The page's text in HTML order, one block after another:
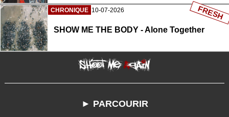
CHRONIQUE 10-07-2026
SHOW ME THE BODY - Alone Together
FRESH
► PARCOURIR